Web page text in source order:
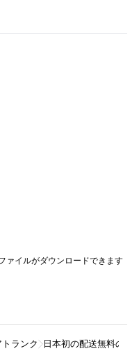
ァイルがダウンロードできます
ランク 日本初の配送無料の宅